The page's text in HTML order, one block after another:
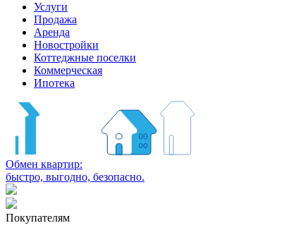
Услуги
Продажа
Аренда
Новостройки
Коттеджные поселки
Коммерческая
Ипотека
Обмен квартир:
быстро, выгодно, безопасно.
Покупателям